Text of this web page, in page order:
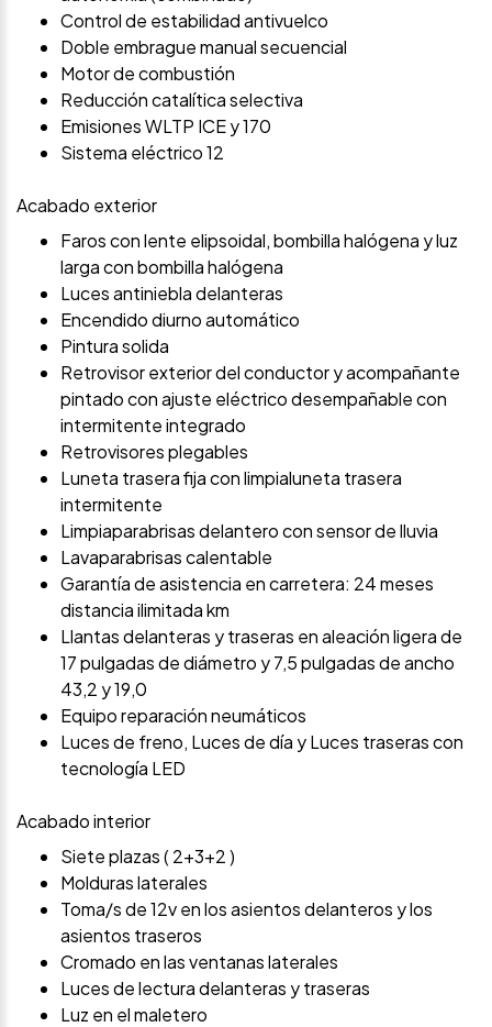
Control de estabilidad antivuelco
Doble embrague manual secuencial
Motor de combustión
Reducción catalítica selectiva
Emisiones WLTP ICE y 170
Sistema eléctrico 12
Acabado exterior
Faros con lente elipsoidal, bombilla halógena y luz
larga con bombilla halógena
Luces antiniebla delanteras
Encendido diurno automático
Pintura solida
Retrovisor exterior del conductor y acompañante
pintado con ajuste eléctrico desempañable con
intermitente integrado
Retrovisores plegables
Luneta trasera fija con limpialuneta trasera
intermitente
Limpiaparabrisas delantero con sensor de lluvia
Lavaparabrisas calentable
Garantía de asistencia en carretera: 24 meses
distancia ilimitada km
Llantas delanteras y traseras en aleación ligera de
17 pulgadas de diámetro y 7,5 pulgadas de ancho
43,2 y 19,0
Equipo reparación neumáticos
Luces de freno, Luces de día y Luces traseras con
tecnología LED
Acabado interior
Siete plazas ( 2+3+2 )
Molduras laterales
Toma/s de 12v en los asientos delanteros y los
asientos traseros
Cromado en las ventanas laterales
Luces de lectura delanteras y traseras
Luz en el maletero